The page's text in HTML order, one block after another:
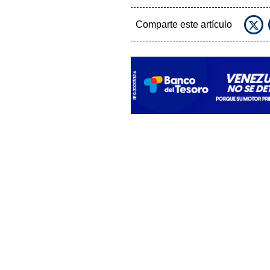
Comparte este artículo